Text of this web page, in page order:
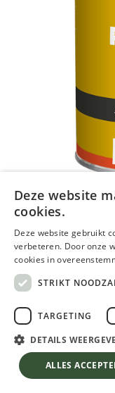
Rigo Royl Oil
61,47€
EMBALLAGE
Deze website
cookies.
Deze website gebruikt
verbeteren. Door onze
cookies in
STRIKT
TARGETING
DETAILS
ALLES